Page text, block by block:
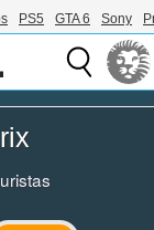
PS5 GTA 6 Sony